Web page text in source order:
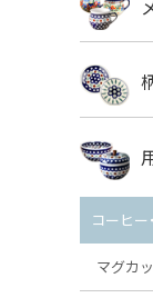
ボレス
VENA
ミレナ
ボレス
コーヒー
マグカ